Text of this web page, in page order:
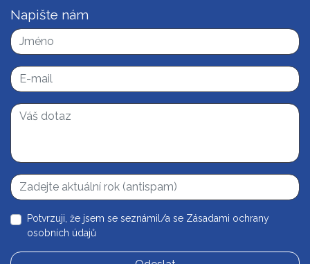
Napište nám
Potvrzuji, že jsem se seznámil/a se Zásadami ochrany
osobních údajů